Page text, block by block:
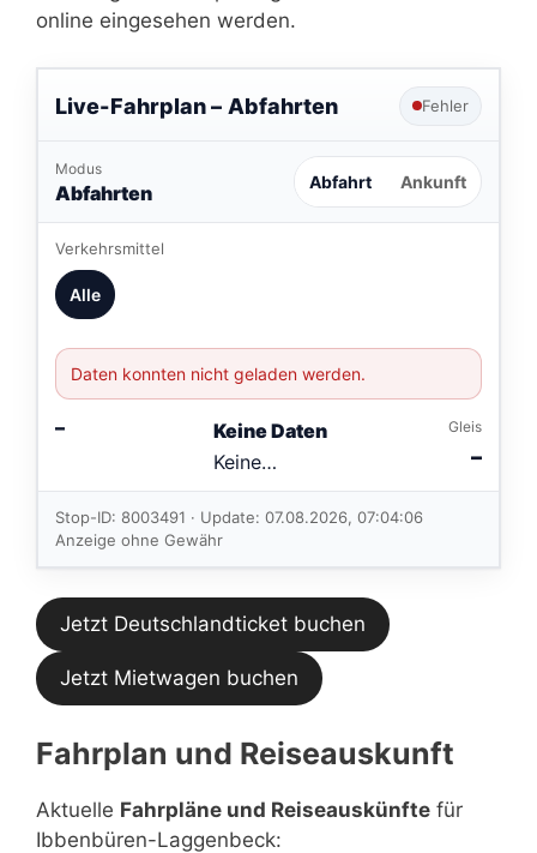
online eingesehen werden.
Live-Fahrplan – Abfahrten Fehler
Modus
Abfahrten Abfahrt Ankunft
Verkehrsmittel
Alle
Daten konnten nicht geladen werden.
–
Keine Daten
Keine
Verbindungen
im aktuellen
Feed.
Gleis
–
Stop-ID: 8003491 · Update: 07.08.2026, 07:04:06
Anzeige ohne Gewähr
Jetzt Deutschlandticket buchen
Jetzt Mietwagen buchen
Fahrplan und Reiseauskunft
Aktuelle Fahrpläne und Reiseauskünfte für
Ibbenbüren-Laggenbeck: